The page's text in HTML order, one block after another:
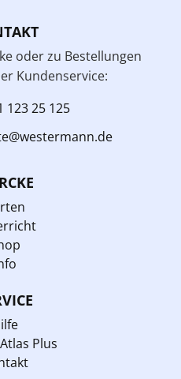
oder zu Bestellungen
Kundenservice:
123 25 125
Plus